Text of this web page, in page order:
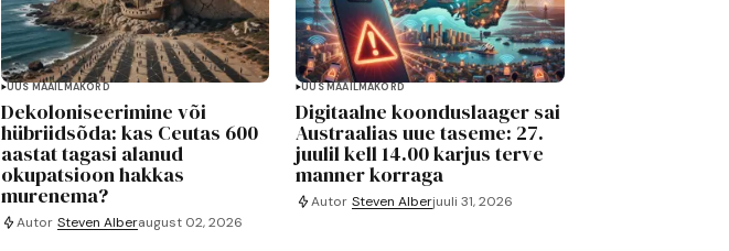
UUS MAAILMAKORD
Dekoloniseerimine või
hübriidsõda: kas Ceutas 600
aastat tagasi alanud
okupatsioon hakkas
murenema?
Autor Steven Alberaugust 02, 2026
UUS MAAILMAKORD
Digitaalne koonduslaager sai
Austraalias uue taseme: 27.
juulil kell 14.00 karjus terve
manner korraga
Autor Steven Alberjuuli 31, 2026